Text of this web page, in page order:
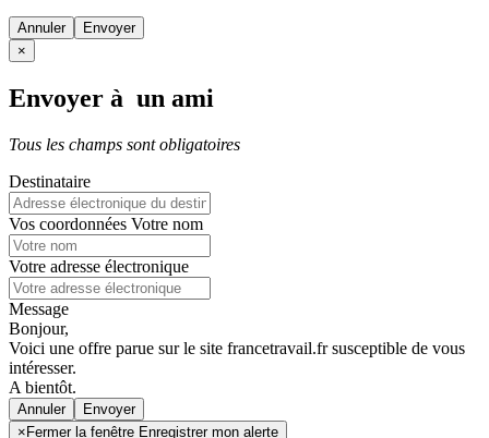
Annuler
×
Envoyer à un ami
Tous les champs sont obligatoires
Destinataire
Vos coordonnées Votre nom
Votre adresse électronique
Message
Bonjour,
Voici une offre parue sur le site francetravail.fr susceptible de vous
intéresser.
A bientôt.
Annuler
× Fermer la fenêtre Enregistrer mon alerte